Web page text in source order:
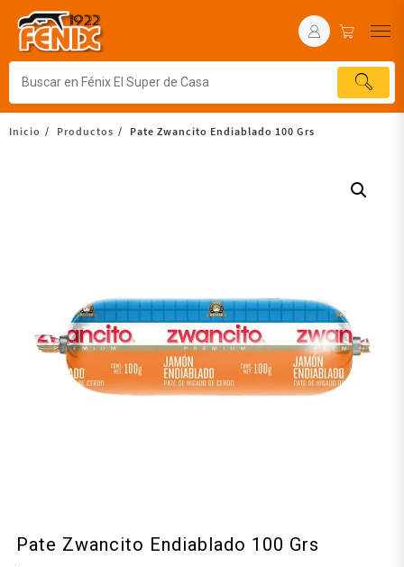
Inicio Productos Pate Zwancito Endiablado 100 Grs
Pate Zwancito Endiablado 100 Grs